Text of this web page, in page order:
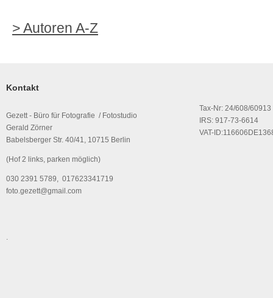
> Autoren A-Z
Kontakt
Gezett - Büro für Fotografie / Fotostudio
Gerald Zörner
Babelsberger Str. 40/41, 10715 Berlin
(Hof 2 links, parken möglich)
030 2391 5789, 017623341719
foto.gezett@gmail.com
Tax-Nr: 24/608/60913
IRS: 917-73-6614
VAT-
.